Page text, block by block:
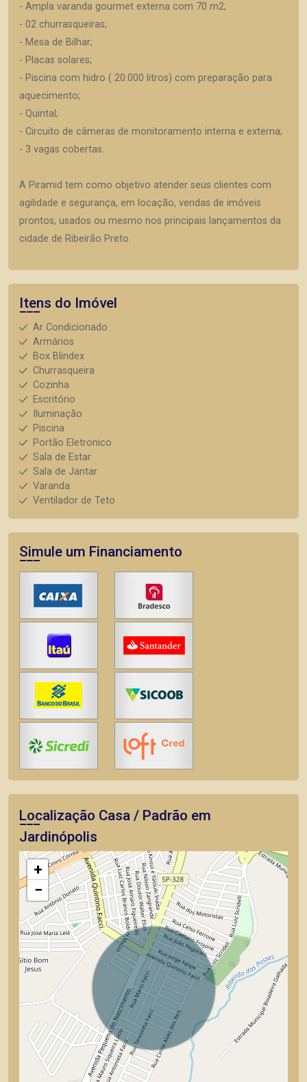
- Ampla varanda gourmet externa com 70 m2;
- 02 churrasqueiras;
- Mesa de Bilhar;
- Placas solares;
- Piscina com hidro ( 20.000 litros) com preparação para
aquecimento;
- Quintal;
- Circuito de câmeras de monitoramento interna e externa;
- 3 vagas cobertas.
A Piramid tem como objetivo atender seus clientes com
agilidade e segurança, em locação, vendas de imóveis
prontos, usados ou mesmo nos principais lançamentos da
cidade de Ribeirão Preto.
Itens do Imóvel
Ar Condicionado
Armários
Box Blindex
Churrasqueira
Cozinha
Escritório
Iluminação
Piscina
Portão Eletronico
Sala de Estar
Sala de Jantar
Varanda
Ventilador de Teto
Simule um Financiamento
Localização Casa / Padrão em
Jardinópolis
+
−